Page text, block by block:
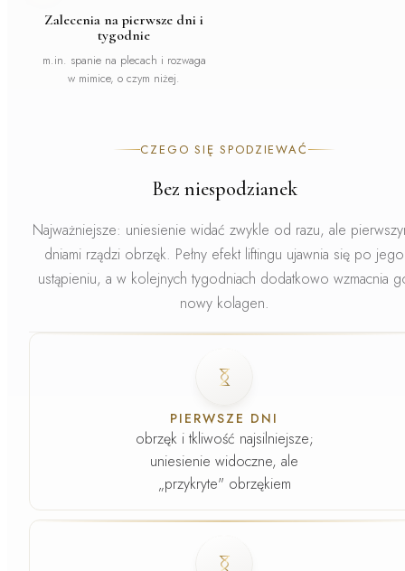
Zalecenia na pierwsze dni i
tygodnie
m.in. spanie na plecach i rozwaga
w mimice, o czym niżej.
CZEGO SIĘ SPODZIEWAĆ
Bez niespodzianek
Najważniejsze: uniesienie widać zwykle od razu, ale
dniami rządzi obrzęk. Pełny efekt liftingu ujawnia się po jego
ustąpieniu, a w kolejnych tygodniach dodatkowo wzmacnia
nowy kolagen.
PIERWSZE DNI
obrzęk i tkliwość najsilniejsze;
uniesienie widoczne, ale
„przykryte" obrzękiem